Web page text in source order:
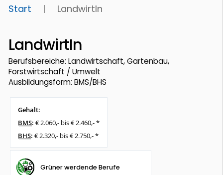
Start | LandwirtIn
LandwirtIn
Berufsbereiche: Landwirtschaft, Gartenbau,
Forstwirtschaft / Umwelt
Ausbildungsform: BMS/BHS
Gehalt:
BMS: € 2.060,- bis € 2.460,- *
BHS: € 2.320,- bis € 2.750,- *
Grüner werdende Berufe